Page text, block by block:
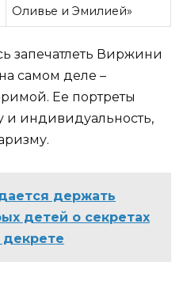
Оливье и Эмилией»
запечатлеть Виржини
самом деле –
Ее портреты
и индивидуальность,
держать
детей о секретах
декрете